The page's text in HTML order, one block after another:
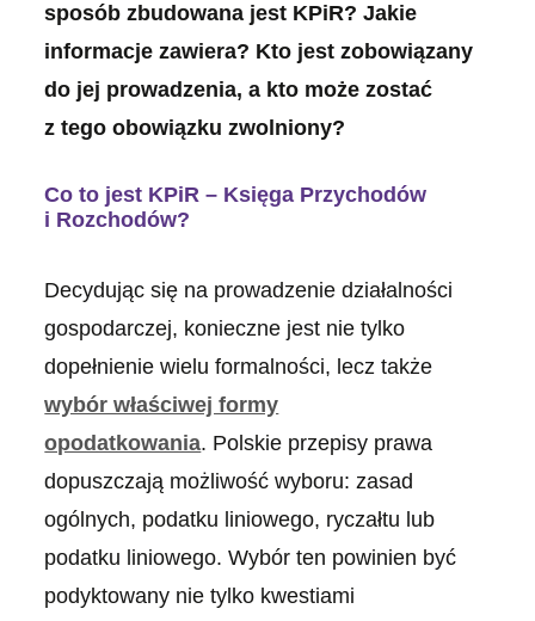
sposób zbudowana jest KPiR? Jakie
informacje zawiera? Kto jest zobowiązany
do jej prowadzenia, a kto może zostać
z tego obowiązku zwolniony?
Co to jest KPiR – Księga Przychodów
i Rozchodów?
Decydując się na prowadzenie działalności
gospodarczej, konieczne jest nie tylko
dopełnienie wielu formalności, lecz także
wybór właściwej formy
opodatkowania. Polskie przepisy prawa
dopuszczają możliwość wyboru: zasad
ogólnych, podatku liniowego, ryczałtu lub
podatku liniowego. Wybór ten powinien być
podyktowany nie tylko kwestiami